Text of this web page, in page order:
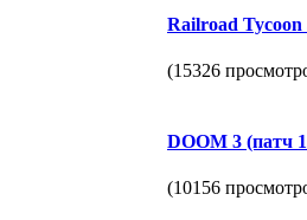
Railroad Tycoon
(15326
DOOM 3 (патч
(10156